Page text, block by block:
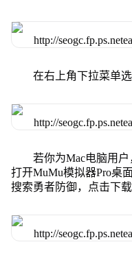
在右上角下拉菜单
若你为Mac电脑用户
打开MuMu模拟器Pro桌
搜索勇者防御，点击下